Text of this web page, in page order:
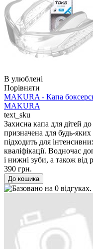
В улюблені
Порівняти
MAKURA - Капа
MAKURA
text_sku
Захисна капа для дітей
призначена для будь-
підходить для
кваліфікації. Водночас
і нижні зуби, а також від
390 грн.